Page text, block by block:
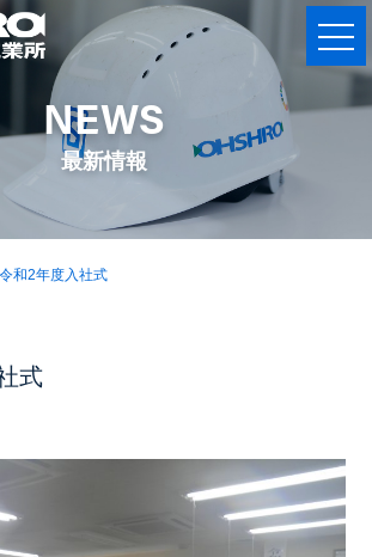
NEWS
最新情報
令和2年度入社式
式